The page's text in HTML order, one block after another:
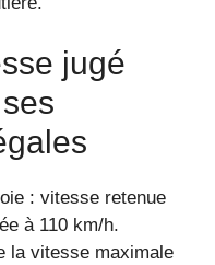
jugé
: vitesse retenue
à 110 km/h.
la vitesse maximale